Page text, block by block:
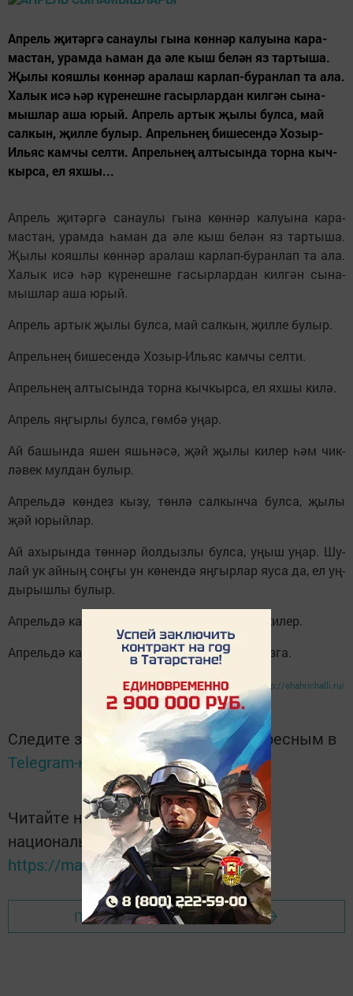
Ап­рель җи­тәр­гә са­нау­лы гы­на көн­нәр ка­лу­ы­на ка­ра­
мас­тан, урам­да һа­ман да әле кыш бе­лән яз тар­ты­ша.
Җы­лы ко­яш­лы көн­нәр ара­лаш кар­лап-бу­ран­лап та ала.
Ха­лык исә һәр кү­ре­неш­не га­сыр­лар­дан кил­гән сы­на­
мыш­лар аша юрый. Ап­рель ар­тык җы­лы бул­са, май
сал­кын, җил­ле бу­лыр. Ап­рель­нең би­ше­сен­дә Хо­зыр-
Иль­яс кам­чы сел­ти. Ап­рель­нең ал­ты­сын­да тор­на кыч­
кыр­са, ел ях­шы...
Ап­рель җи­тәр­гә са­нау­лы гы­на көн­нәр ка­лу­ы­на ка­ра­
мас­тан, урам­да һа­ман да әле кыш бе­лән яз тар­ты­ша.
Җы­лы ко­яш­лы көн­нәр ара­лаш кар­лап-бу­ран­лап та ала.
Ха­лык исә һәр кү­ре­неш­не га­сыр­лар­дан кил­гән сы­на­
мыш­лар аша юрый.
Ап­рель ар­тык җы­лы бул­са, май сал­кын, җил­ле бу­лыр.
Ап­рель­нең би­ше­сен­дә Хо­зыр-Иль­яс кам­чы сел­ти.
Ап­рель­нең ал­ты­сын­да тор­на кыч­кыр­са, ел ях­шы ки­лә.
Ап­рель яң­гыр­лы бул­са, гөм­бә уңар.
Ай ба­шын­да яшен яшь­нә­сә, җәй җы­лы ки­лер һәм чик­
лә­век мул­дан бу­лыр.
Ап­рель­дә көн­дез кы­зу, төн­лә сал­кын­ча бул­са, җы­лы
җәй юрый­лар.
Ай ахы­рын­да төн­нәр йол­дыз­лы бул­са, уңыш уңар. Шу­
лай ук ай­ның соң­гы ун кө­нен­дә яң­гыр­лар яу­са да, ел уң­
ды­рыш­лы бу­лыр.
Ап­рель­дә ка­ен суы күп ак­са, җәй яң­гыр­лы ки­лер.
Ап­рель­дә кар­лы­гач­лар кил­мә­сә, ясал­кын яз­га.
http://shahrichalli.ru/
Следите за самым важным и интересным в
Telegram-каналеТатмедиа
Читайте новости Татарстана в
национальном мессенджере MАХ:
https://max.ru/tatmedia
Перейти на страницу новости